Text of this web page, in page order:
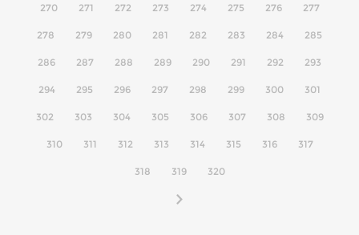
270 271 272 273 274 275 276 277
278 279 280 281 282 283 284 285
286 287 288 289 290 291 292 293
294 295 296 297 298 299 300 301
302 303 304 305 306 307 308 309
310 311 312 313 314 315 316 317
318 319 320